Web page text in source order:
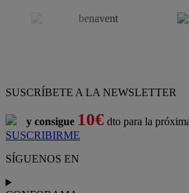
SUSCRÍBETE A LA NEWSLETTER
y consigue 10€ dto para la
SUSCRIBIRME
SÍGUENOS EN